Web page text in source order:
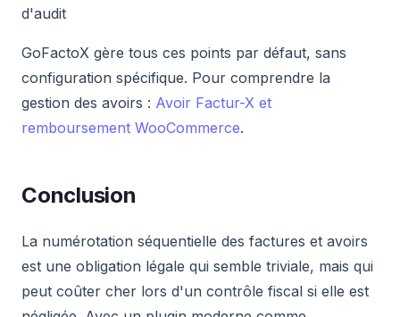
d'audit
GoFactoX gère tous ces points par défaut, sans
configuration spécifique. Pour comprendre la
gestion des avoirs : Avoir Factur-X et
remboursement WooCommerce.
Conclusion
La numérotation séquentielle des factures et avoirs
est une obligation légale qui semble triviale, mais qui
peut coûter cher lors d'un contrôle fiscal si elle est